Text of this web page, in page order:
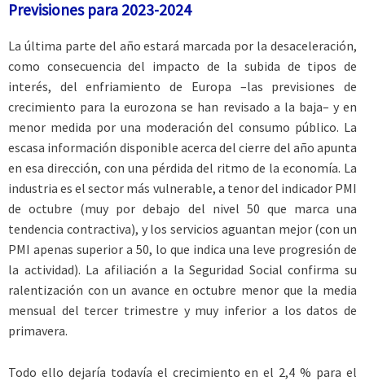
Previsiones para 2023-2024
La última parte del año estará marcada por la desaceleración,
como consecuencia del impacto de la subida de tipos de
interés, del enfriamiento de Europa –las previsiones de
crecimiento para la eurozona se han revisado a la baja– y en
menor medida por una moderación del consumo público. La
escasa información disponible acerca del cierre del año apunta
en esa dirección, con una pérdida del ritmo de la economía. La
industria es el sector más vulnerable, a tenor del indicador PMI
de octubre (muy por debajo del nivel 50 que marca una
tendencia contractiva), y los servicios aguantan mejor (con un
PMI apenas superior a 50, lo que indica una leve progresión de
la actividad). La afiliación a la Seguridad Social confirma su
ralentización con un avance en octubre menor que la media
mensual del tercer trimestre y muy inferior a los datos de
primavera.
Todo ello dejaría todavía el crecimiento en el 2,4 % para el